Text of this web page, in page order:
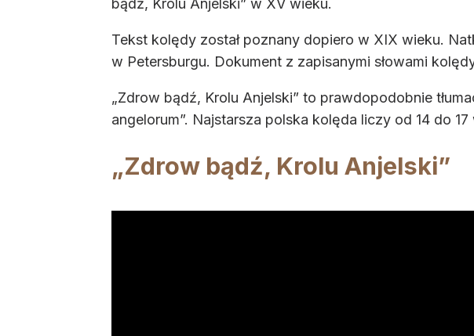
bądź, Krolu Anjelski” w XV wieku.
Tekst kolędy został poznany dopiero w XIX wieku.
w Petersburgu. Dokument z zapisanymi słowami
„Zdrow bądź, Krolu Anjelski” to prawdopodobnie
angelorum”. Najstarsza polska kolęda liczy od 14 do 17
„Zdrow bądź, Krolu Anjelski”